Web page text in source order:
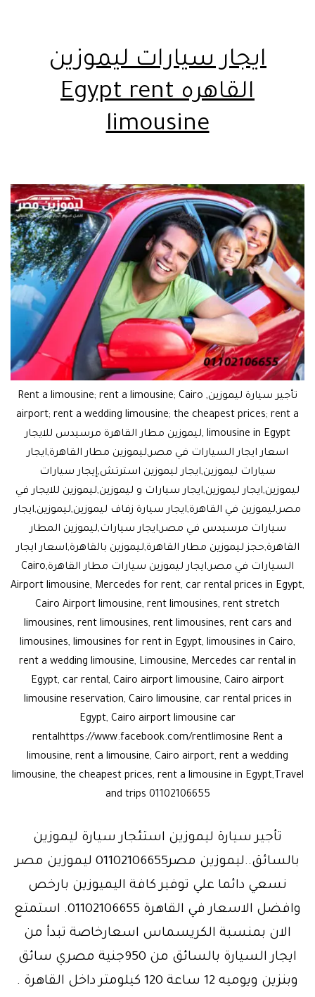
ايجار سيارات ليموزين
القاهره Egypt rent
limousine
تأجير سيارة ليموزين, Rent a limousine; rent a limousine; Cairo
airport; rent a wedding limousine; the cheapest prices; rent a
limousine in Egypt ,ليموزين مطار القاهرة مرسيدس للايجار
اسعار ايجار السيارات في مصر,ليموزين مطار القاهرة,ايجار
سيارات ليموزين,ايجار ليموزين استرتش,إيجار سيارات
ليموزين,ايجار ليموزين,ايجار سيارات و ليموزين,ليموزين للايجار في
مصر,ليموزين في القاهرة,ايجار سيارة زفاف ليموزين,ليموزين,ايجار
سيارات مرسيدس في مصر,ايجار سيارات,ليموزين المطار
القاهرة,حجز ليموزين مطار القاهرة,ليموزين بالقاهرة,اسعار ايجار
السيارات في مصر,ايجار ليموزين سيارات مطار القاهرة,Cairo
Airport limousine, Mercedes for rent, car rental prices in Egypt,
Cairo Airport limousine, rent limousines, rent stretch
limousines, rent limousines, rent limousines, rent cars and
limousines, limousines for rent in Egypt, limousines in Cairo,
rent a wedding limousine, Limousine, Mercedes car rental in
Egypt, car rental, Cairo airport limousine, Cairo airport
limousine reservation, Cairo limousine, car rental prices in
Egypt, Cairo airport limousine car
rentalhttps://www.facebook.com/rentlimosine Rent a
limousine, rent a limousine, Cairo airport, rent a wedding
limousine, the cheapest prices, rent a limousine in Egypt,Travel
and trips 01102106655
تأجير سيارة ليموزين استئجار سيارة ليموزين
بالسائق..ليموزين مصر01102106655 ليموزين مصر
نسعي دائما علي توفير كافة اليميوزين بارخص
وافضل الاسعار في القاهرة 01102106655. استمتع
الان بمنسبة الكريسماس اسعارخاصة تبدأ من
ايجار السيارة بالسائق من 950جنية مصري سائق
وبنزين ويوميه 12 ساعة 120 كيلومتر داخل القاهرة .